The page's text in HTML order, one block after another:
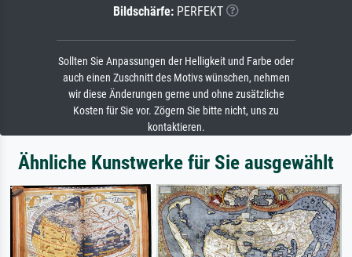
Bildschärfe: PERFEKT
Sollten Sie Anpassungen der Helligkeit und Farbe oder
auch einen Zuschnitt des Motivs wünschen, nehmen
wir diese Änderungen gerne und ohne zusätzliche
Kosten für Sie vor. Zögern Sie bitte nicht, uns zu
kontaktieren.
Ähnliche Kunstwerke für Sie ausgewählt